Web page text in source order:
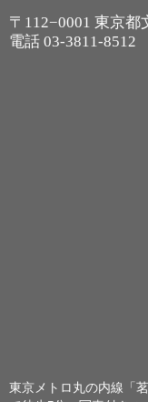
〒112−0001 東京都
電話 03-3811-8512
東京メトロ丸の内線「